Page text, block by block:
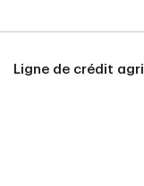
Ligne de crédit